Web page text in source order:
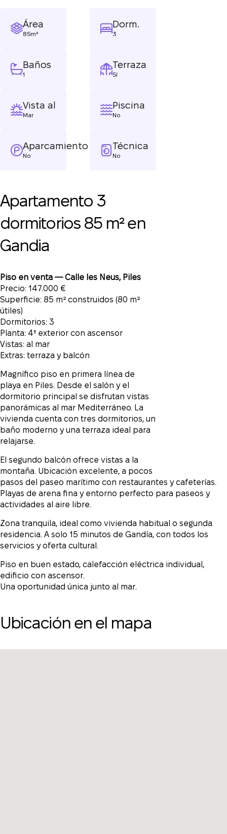
Área
85m²
Dorm.
3
Baños
1
Terraza
Sí
Vista al
Mar
Piscina
No
Aparcamiento
No
Técnica
No
Apartamento 3
dormitorios 85 m² en
Gandia
Piso en venta — Calle les Neus, Piles
Precio: 147.000 €
Superficie: 85 m² construidos (80 m²
útiles)
Dormitorios: 3
Planta: 4ª exterior con ascensor
Vistas: al mar
Extras: terraza y balcón
Magnífico piso en primera línea de
playa en Piles. Desde el salón y el
dormitorio principal se disfrutan vistas
panorámicas al mar Mediterráneo. La
vivienda cuenta con tres dormitorios, un
baño moderno y una terraza ideal para
relajarse.
El segundo balcón ofrece vistas a la
montaña. Ubicación excelente, a pocos
pasos del paseo marítimo con restaurantes y cafeterías.
Playas de arena fina y entorno perfecto para paseos y
actividades al aire libre.
Zona tranquila, ideal como vivienda habitual o segunda
residencia. A solo 15 minutos de Gandía, con todos los
servicios y oferta cultural.
Piso en buen estado, calefacción eléctrica individual,
edificio con ascensor.
Una oportunidad única junto al mar.
Ubicación en el mapa